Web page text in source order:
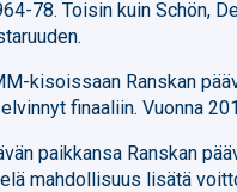
78. Toisin kuin Schön,
kisoissaan Ranskan
finaaliin. Vuonna
paikkansa Ranskan
mahdollisuus lisätä